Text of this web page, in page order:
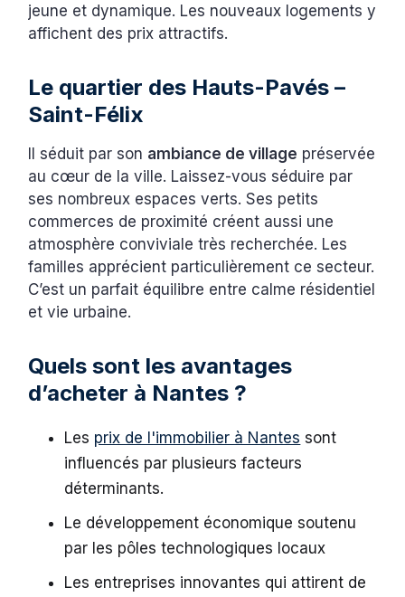
jeune et dynamique. Les nouveaux logements y
affichent des prix attractifs.
Le quartier des Hauts-Pavés –
Saint-Félix
Il séduit par son ambiance de village préservée
au cœur de la ville. Laissez-vous séduire par
ses nombreux espaces verts. Ses petits
commerces de proximité créent aussi une
atmosphère conviviale très recherchée. Les
familles apprécient particulièrement ce secteur.
C’est un parfait équilibre entre calme résidentiel
et vie urbaine.
Quels sont les avantages
d’acheter à Nantes ?
Les prix de l'immobilier à Nantes sont
influencés par plusieurs facteurs
déterminants.
Le développement économique soutenu
par les pôles technologiques locaux
Les entreprises innovantes qui attirent de